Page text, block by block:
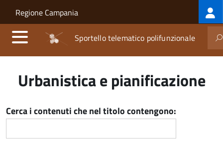
Salta al contenuto principale
Skip to site navigation
Regione Campania
Sportello telematico polifunzionale
Urbanistica e pianificazione
Cerca i contenuti che nel titolo contengono: